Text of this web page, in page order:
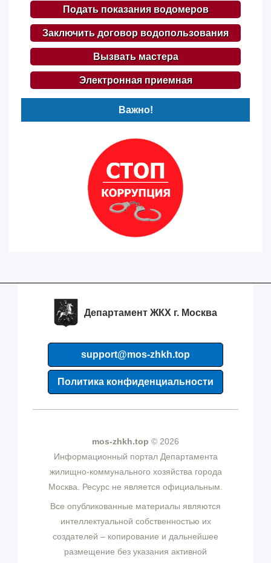
Подать показания водомеров
Заключить договор водопользования
Вызвать мастера
Электронная приемная
Важно!
Департамент ЖКХ г. Москва
support@mos-zhkh.top
Политика конфиденциальности
mos-zhkh.top © 2026
Информационный портал Департамента
жилищно-коммунального хозяйства города
Москва. Ресурс не является официальным.
Все опубликованные материалы являются
интеллектуальной собственностью их
создателей – копирование и дальнейшее
размещение без указания активной